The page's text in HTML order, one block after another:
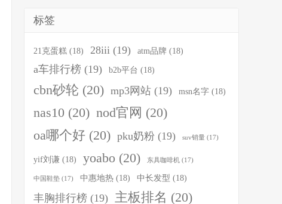
标签
21克蛋糕 (18) 28iii (19) atm品牌 (18)
a车排行榜 (19) b2b平台 (18)
cbn砂轮 (20) mp3网站 (19) msn名字 (18)
nas10 (20) nod官网 (20)
oa哪个好 (20) pku奶粉 (19) suv销量 (17)
yif刘谦 (18) yoabo (20) 东具咖啡机 (17)
中国鞋垫 (17) 中惠地热 (18) 中长发型 (18)
丰胸排行榜 (19) 主板排名 (20)